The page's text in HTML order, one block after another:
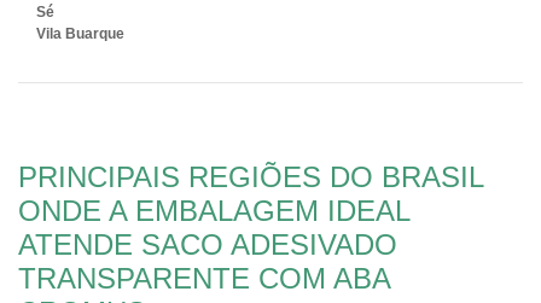
Sé
Vila Buarque
PRINCIPAIS REGIÕES DO BRASIL
ONDE A EMBALAGEM IDEAL
ATENDE SACO ADESIVADO
TRANSPARENTE COM ABA